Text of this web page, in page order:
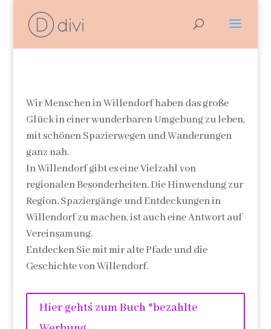
Wir Menschen in Willendorf haben das große
Glück in einer wunderbaren Umgebung zu leben,
mit schönen Spazierwegen und Wanderungen
ganz nah.
In Willendorf gibt es eine Vielzahl von
regionalen Besonderheiten. Die Hinwendung zur
Region, Spaziergänge und Entdeckungen in
Willendorf zu machen, ist auch eine Antwort auf
Vereinsamung.
Entdecken Sie mit mir alte Pfade und die
Geschichte von Willendorf.
Hier geht´s zum Buch *bezahlte